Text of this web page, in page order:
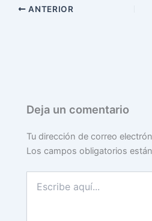
ANTERIOR
Deja un comentario
Tu dirección de correo
Los campos obligatorios
aquí...